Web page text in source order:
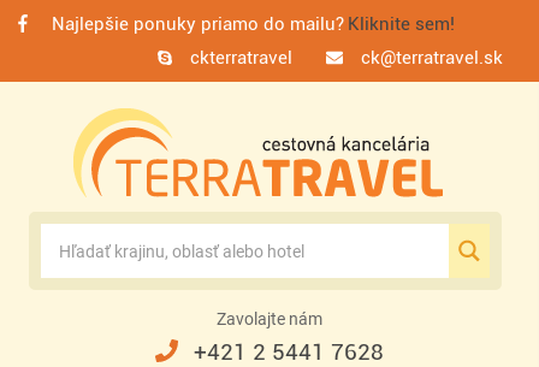
Najlepšie ponuky priamo do mailu? Kliknite sem!
ckterratravel
ck@terratravel.sk
Zavolajte nám
+421 2 5441 7628